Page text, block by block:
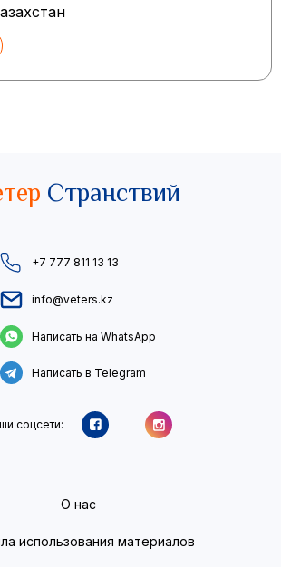
Странствий
+7 777 811 13 13
info@veters.kz
Написать на WhatsApp
Написать в Telegram
соцсети:
О нас
использования материалов